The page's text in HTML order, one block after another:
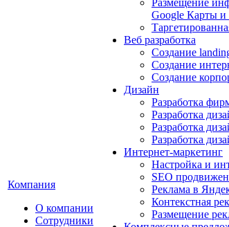
Компания
О компании
Сотрудники
Размещение
Google Карты
Веб разработка
Создание
Создание
Создание
Дизайн
Разработка
Разработка
Разработка
Разработка
Интернет-маркетинг
Настройка и
SEO
Реклама в
Контекстная
Размещение